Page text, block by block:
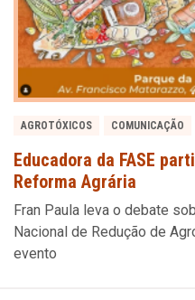
AGROTÓXICOS COMUNICAÇÃO
Educadora da FASE
Reforma Agrária
Fran Paula leva o debate
Nacional de Redução de
evento